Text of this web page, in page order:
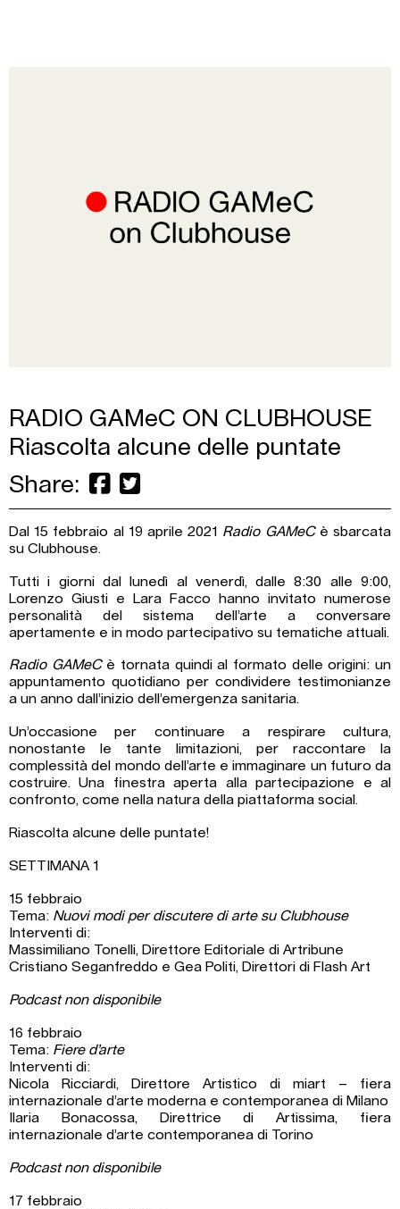
RADIO GAMeC ON CLUBHOUSE
Riascolta alcune delle puntate
Share:
Dal 15 febbraio al 19 aprile 2021 Radio GAMeCè sbarcata
su Clubhouse.
Tutti i giorni dal lunedì al venerdì, dalle 8:30 alle 9:00,
Lorenzo Giusti e Lara Facco hanno invitato numerose
personalità del sistema dell’arte a conversare
apertamente e in modo partecipativo su tematiche attuali.
Radio GAMeCè tornata quindi al formato delle origini: un
appuntamento quotidiano per condividere testimonianze
a un anno dall’inizio dell’emergenza sanitaria.
Un’occasione per continuare a respirare cultura,
nonostante le tante limitazioni, per raccontare la
complessità del mondo dell’arte e immaginare un futuro da
costruire. Una finestra aperta alla partecipazione e al
confronto, come nella natura della piattaforma social.
Riascolta alcune delle puntate!
SETTIMANA 1
15 febbraio
Tema: Nuovi modi per discutere di arte su Clubhouse
Interventi di:
Massimiliano Tonelli, Direttore Editoriale di Artribune
Cristiano Seganfreddo e Gea Politi, Direttori di Flash Art
Podcast non disponibile
16 febbraio
Tema: Fiere d’arte
Interventi di:
Nicola Ricciardi, Direttore Artistico di miart – fiera
internazionale d’arte moderna e contemporanea di Milano
Ilaria Bonacossa, Direttrice di Artissima, fiera
internazionale d’arte contemporanea di Torino
Podcast non disponibile
17 febbraio